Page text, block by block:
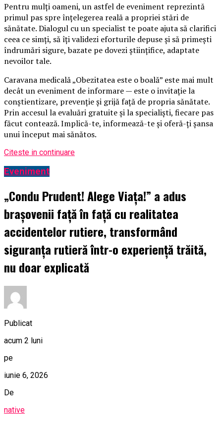
Pentru mulți oameni, un astfel de eveniment reprezintă
primul pas spre înțelegerea reală a propriei stări de
sănătate. Dialogul cu un specialist te poate ajuta să clarifici
ceea ce simți, să îți validezi eforturile depuse și să primești
îndrumări sigure, bazate pe dovezi științifice, adaptate
nevoilor tale.
Caravana medicală „Obezitatea este o boală” este mai mult
decât un eveniment de informare — este o invitație la
conștientizare, prevenție și grijă față de propria sănătate.
Prin accesul la evaluări gratuite și la specialiști, fiecare pas
făcut contează. Implică-te, informează-te și oferă-ți șansa
unui început mai sănătos.
Citeste in continuare
Eveniment
„Condu Prudent! Alege Viața!” a adus
brașovenii față în față cu realitatea
accidentelor rutiere, transformând
siguranța rutieră într-o experiență trăită,
nu doar explicată
Publicat
acum 2 luni
pe
iunie 6, 2026
De
native